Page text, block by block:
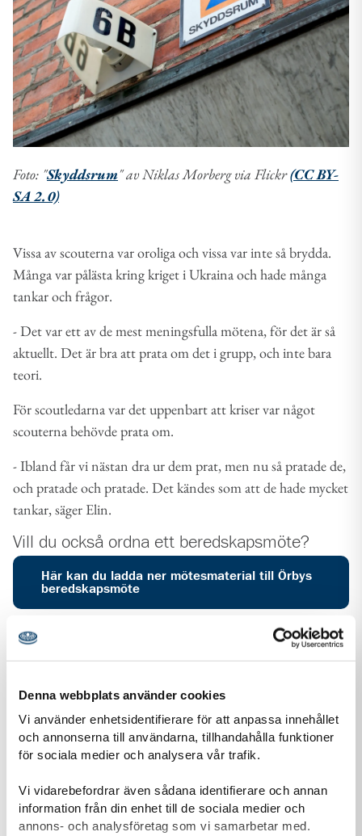
Denna webbplats använder cookies
Vi använder enhetsidentifierare för att anpassa innehållet
och annonserna till användarna, tillhandahålla funktioner
för sociala medier och analysera vår trafik.
Vi vidarebefordrar även sådana identifierare och annan
information från din enhet till de sociala medier och
annons- och analysföretag som vi samarbetar med.
Foto: "Skyddsrum" av Niklas Morberg via Flickr(CC BY-
SA 2.0)
Vissa av scouterna var oroliga och vissa var inte så brydda.
Många var pålästa kring kriget i Ukraina och hade många
tankar och frågor.
- Det var ett av de mest meningsfulla mötena, för det är så
aktuellt. Det är bra att prata om det i grupp, och inte bara
teori.
För scoutledarna var det uppenbart att kriser var något
scouterna behövde prata om.
- Ibland får vi nästan dra ur dem prat, men nu så pratade de,
och pratade och pratade. Det kändes som att de hade mycket
tankar, säger Elin.
Vill du också ordna ett beredskapsmöte?
Här kan du ladda ner mötesmaterial till Örbys
beredskapsmöte